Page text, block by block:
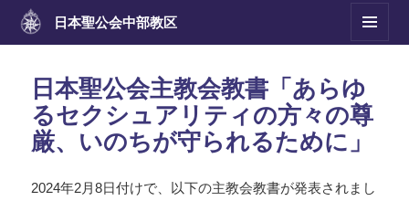
日本聖公会中部教区
メニュ
ィジェ
ット
日本聖公会主教会教書「あらゆ
るセクシュアリティの方々の尊
厳、いのちが守られるために」
2024年2月8日付けで、以下の主教会教書が発表されまし